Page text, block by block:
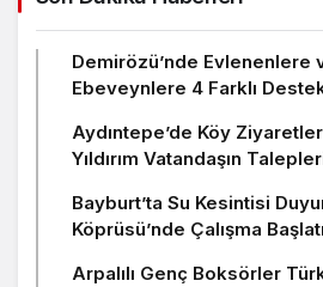
Demirözü’nde Evlenenlere
Ebeveynlere 4 Farklı
Aydıntepe’de Köy
Yıldırım Vatandaşın
Bayburt’ta Su Kesintisi
Köprüsü’nde Çalışma
Arpalılı Genç Boksörler